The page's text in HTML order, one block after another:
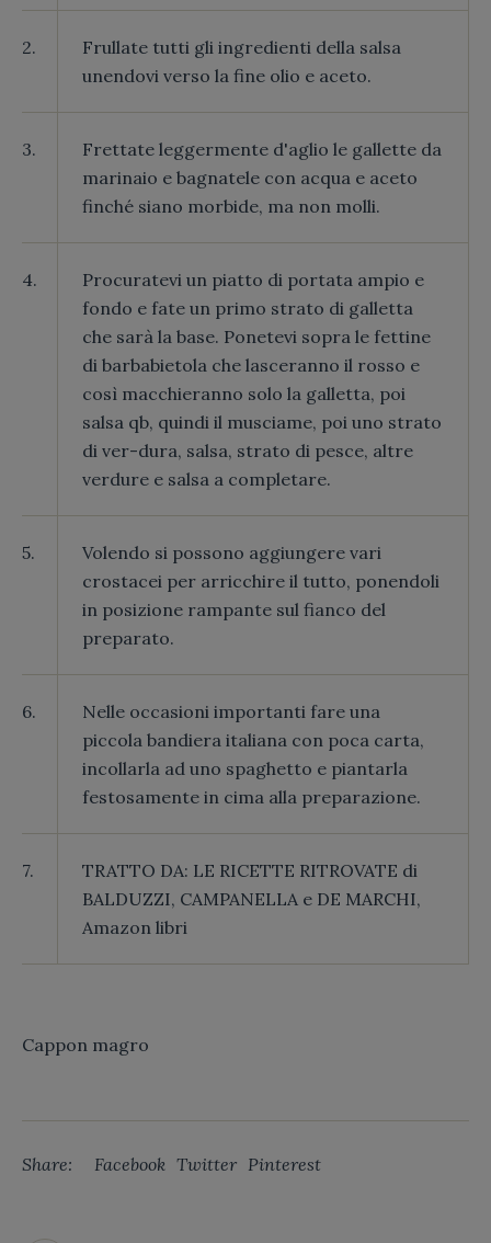
2.
Frullate tutti gli ingredienti della salsa
unendovi verso la fine olio e aceto.
3.
Frettate leggermente d'aglio le gallette da
marinaio e bagnatele con acqua e aceto
finché siano morbide, ma non molli.
4.
Procuratevi un piatto di portata ampio e
fondo e fate un primo strato di galletta
che sarà la base. Ponetevi sopra le fettine
di barbabietola che lasceranno il rosso e
così macchieranno solo la galletta, poi
salsa qb, quindi il musciame, poi uno strato
di ver-dura, salsa, strato di pesce, altre
verdure e salsa a completare.
5.
Volendo si possono aggiungere vari
crostacei per arricchire il tutto, ponendoli
in posizione rampante sul fianco del
preparato.
6.
Nelle occasioni importanti fare una
piccola bandiera italiana con poca carta,
incollarla ad uno spaghetto e piantarla
festosamente in cima alla preparazione.
7.
TRATTO DA: LE RICETTE RITROVATE di
BALDUZZI, CAMPANELLA e DE MARCHI,
Amazon libri
Cappon magro
Share: Facebook Twitter Pinterest